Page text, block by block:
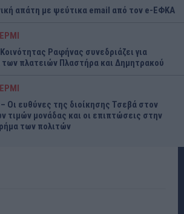
απάτη με ψεύτικα email από τον e-ΕΦΚΑ
Ραφήνας συνεδριάζει για
πλατειών Πλαστήρα και Δημητρακού
Οι ευθύνες της διοίκησης Τσεβά στον
τιμών μονάδας και οι επιπτώσεις στην
των πολιτών